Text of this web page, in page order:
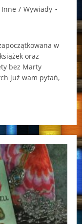
Inne / Wywiady
w
oraz
bez Marty
już wam pytań,